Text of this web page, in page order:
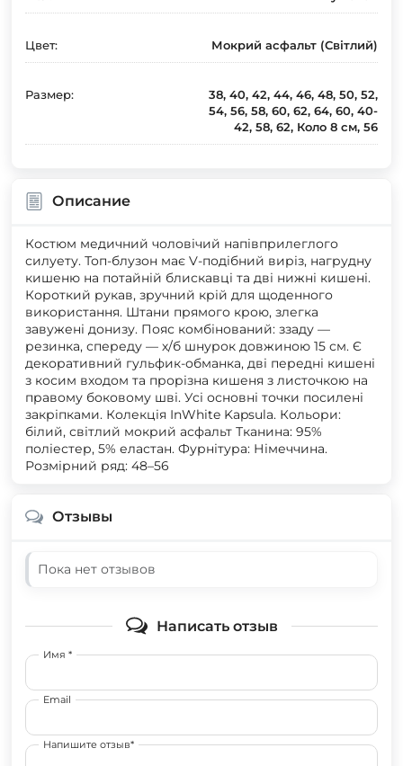
Цвет: Мокрий асфальт (Світлий)
Размер:
38, 40, 42, 44, 46, 48, 50, 52,
54, 56, 58, 60, 62, 64, 60, 40-
42, 58, 62, Коло 8 см, 56
Описание
Костюм медичний чоловічий напівприлеглого
силуету. Топ-блузон має V-подібний виріз, нагрудну
кишеню на потайній блискавці та дві нижні кишені.
Короткий рукав, зручний крій для щоденного
використання. Штани прямого крою, злегка
завужені донизу. Пояс комбінований: ззаду —
резинка, спереду — х/б шнурок довжиною 15 см. Є
декоративний гульфик-обманка, дві передні кишені
з косим входом та прорізна кишеня з листочкою на
правому боковому шві. Усі основні точки посилені
закріпками. Колекція InWhite Kapsula. Кольори:
білий, світлий мокрий асфальт Тканина: 95%
поліестер, 5% еластан. Фурнітура: Німеччина.
Розмірний ряд: 48–56
Отзывы
Пока нет отзывов
Написать отзыв
Имя *
Email
Напишите отзыв*